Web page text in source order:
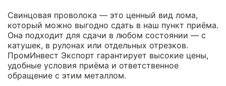
Свинцовая проволока — это ценный вид лома,
который можно выгодно сдать в наш пункт приёма.
Она подходит для сдачи в любом состоянии — с
катушек, в рулонах или отдельных отрезков.
ПромИнвест Экспорт гарантирует высокие цены,
удобные условия приёма и ответственное
обращение с этим металлом.